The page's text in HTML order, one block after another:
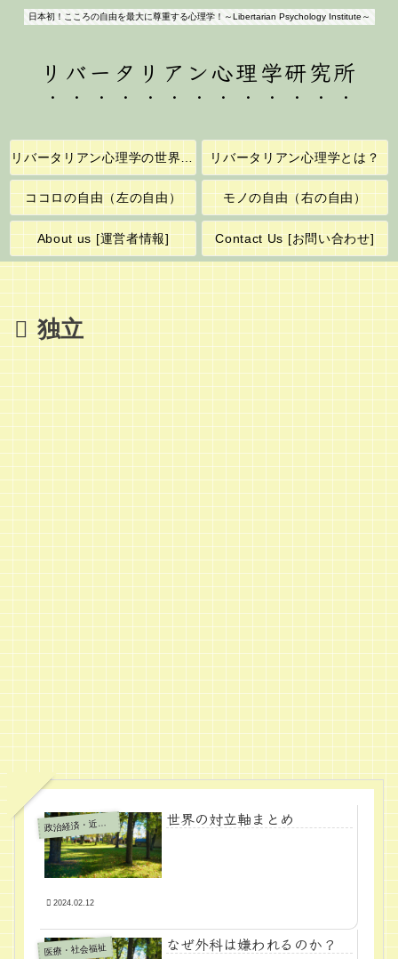
日本初！こころの自由を最大に尊重する心理学！～Libertarian Psychology Institute～
リバータリアン心理学研究所
リバータリアン心理学の世界へようこそ！ リバータリアン心理学とは？
ココロの自由（左の自由） モノの自由（右の自由）
About us [運営者情報] Contact Us [お問い合わせ]
独立
政
治経済・近代学問 世界の対立軸まとめ
2024.02.12
医療・社会福祉 なぜ外科は嫌われるのか？